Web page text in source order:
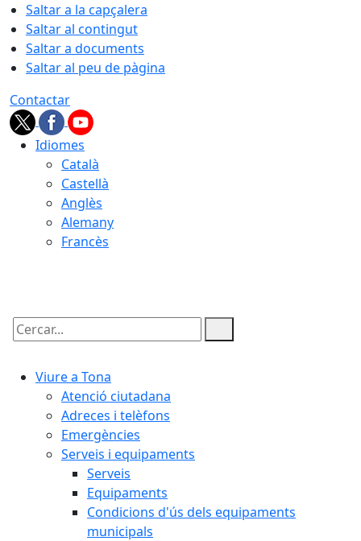
Saltar a la capçalera
Saltar al contingut
Saltar a documents
Saltar al peu de pàgina
Contactar
Idiomes
Català
Castellà
Anglès
Alemany
Francès
Cercar:
Viure a Tona
Atenció ciutadana
Adreces i telèfons
Emergències
Serveis i equipaments
Serveis
Equipaments
Condicions d'ús dels equipaments
municipals